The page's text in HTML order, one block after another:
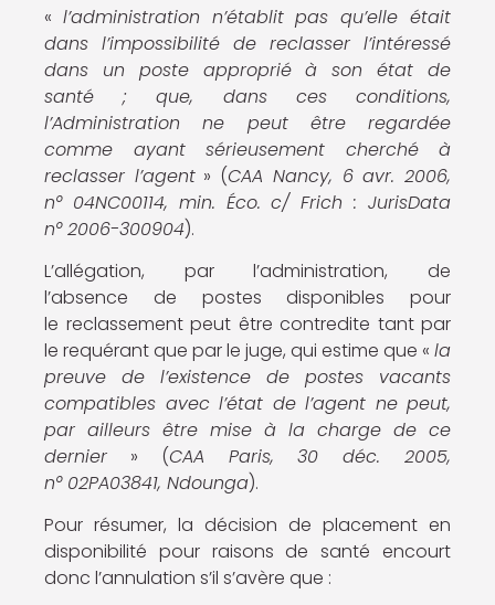
« l’administration n’établit pas qu’elle était
dans l’impossibilité de reclasser l’intéressé
dans un poste approprié à son état de
santé ; que, dans ces conditions,
l’Administration ne peut être regardée
comme ayant sérieusement cherché à
reclasser l’agent» (CAA Nancy, 6 avr. 2006,
n° 04NC00114, min. Éco. c/ Frich : JurisData
n° 2006-300904).
L’allégation, par l’administration, de
l’absence de postes disponibles pour
le reclassement peut être contredite tant par
le requérant que par le juge, qui estime que « la
preuve de l’existence de postes vacants
compatibles avec l’état de l’agent ne peut,
par ailleurs être mise à la charge de ce
dernier » (CAA Paris, 30 déc. 2005,
n° 02PA03841, Ndounga).
Pour résumer, la décision de placement en
disponibilité pour raisons de santé encourt
donc l’annulation s’il s’avère que :